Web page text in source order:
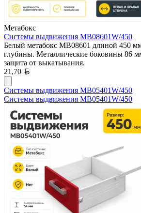
Метабокс
Системы выдвижения MB08601W/450
Белый метабокс MB08601 длиной 450
глубины. Металлические боковины 86
защита от выкатывания.
21,70
Системы выдвижения MB05401W/450
Системы выдвижения MB05401W/450